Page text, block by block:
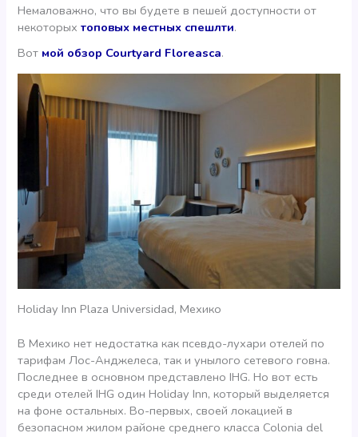
Немаловажно, что вы будете в пешей доступности от
некоторыхтоповых местных спешлти.
Вот мой обзор Courtyard Floreasca.
Holiday Inn Plaza Universidad, Мехико
В Мехико нет недостатка как псевдо-лухари отелей по
тарифам Лос-Анджелеса, так и унылого сетевого говна.
Последнее в основном представлено IHG. Но вот есть
среди отелей IHG один Holiday Inn, который выделяется
на фоне остальных. Во-первых, своей локацией в
безопасном жилом районе среднего класса Colonia del